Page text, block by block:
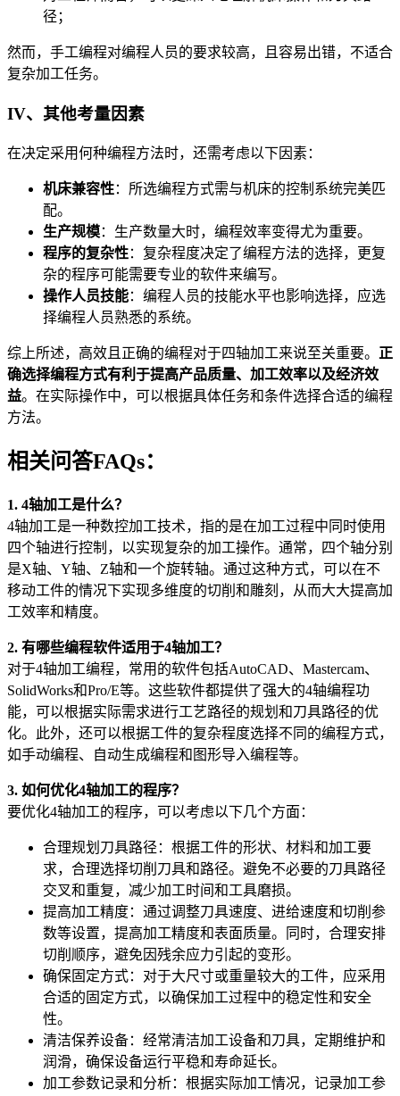
径；
然而，手工编程对编程人员的要求较高，且容易出错，不适合
复杂加工任务。
IV、其他考量因素
在决定采用何种编程方法时，还需考虑以下因素：
机床兼容性：所选编程方式需与机床的控制系统完美匹
配。
生产规模：生产数量大时，编程效率变得尤为重要。
程序的复杂性：复杂程度决定了编程方法的选择，更复
杂的程序可能需要专业的软件来编写。
操作人员技能：编程人员的技能水平也影响选择，应选
择编程人员熟悉的系统。
综上所述，高效且正确的编程对于四轴加工来说至关重要。 正
确选择编程方式有利于提高产品质量、加工效率以及经济效
益。在实际操作中，可以根据具体任务和条件选择合适的编程
方法。
相关问答FAQs：
1. 4轴加工是什么？
4轴加工是一种数控加工技术，指的是在加工过程中同时使用
四个轴进行控制，以实现复杂的加工操作。通常，四个轴分别
是X轴、Y轴、Z轴和一个旋转轴。通过这种方式，可以在不
移动工件的情况下实现多维度的切削和雕刻，从而大大提高加
工效率和精度。
2. 有哪些编程软件适用于4轴加工？
对于4轴加工编程，常用的软件包括AutoCAD、Mastercam、
SolidWorks和Pro/E等。这些软件都提供了强大的4轴编程功
能，可以根据实际需求进行工艺路径的规划和刀具路径的优
化。此外，还可以根据工件的复杂程度选择不同的编程方式，
如手动编程、自动生成编程和图形导入编程等。
3. 如何优化4轴加工的程序？
要优化4轴加工的程序，可以考虑以下几个方面：
合理规划刀具路径：根据工件的形状、材料和加工要
求，合理选择切削刀具和路径。避免不必要的刀具路径
交叉和重复，减少加工时间和工具磨损。
提高加工精度：通过调整刀具速度、进给速度和切削参
数等设置，提高加工精度和表面质量。同时，合理安排
切削顺序，避免因残余应力引起的变形。
确保固定方式：对于大尺寸或重量较大的工件，应采用
合适的固定方式，以确保加工过程中的稳定性和安全
性。
清洁保养设备：经常清洁加工设备和刀具，定期维护和
润滑，确保设备运行平稳和寿命延长。
加工参数记录和分析：根据实际加工情况，记录加工参